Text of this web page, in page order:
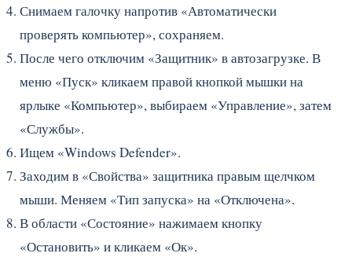
Снимаем галочку напротив «Автоматически
проверять компьютер», сохраняем.
После чего отключим «Защитник» в автозагрузке. В
меню «Пуск» кликаем правой кнопкой мышки на
ярлыке «Компьютер», выбираем «Управление», затем
«Службы».
Ищем «Windows Defender».
Заходим в «Свойства» защитника правым щелчком
мыши. Меняем «Тип запуска» на «Отключена».
В области «Состояние» нажимаем кнопку
«Остановить» и кликаем «Ок».